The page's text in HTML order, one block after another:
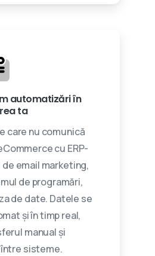
automatizări în
ta
care nu comunică
cu ERP-
email marketing,
de programări,
de date. Datele se
și în timp real,
manual și
sisteme.